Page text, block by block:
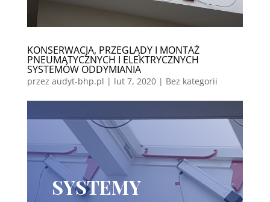
KONSERWACJA, PRZEGLĄDY I MONTAŻ
PNEUMATYCZNYCH I ELEKTRYCZNYCH
SYSTEMÓW ODDYMIANIA
przez audyt-bhp.pl | lut 7, 2020| Bez kategorii
SYSTEMY